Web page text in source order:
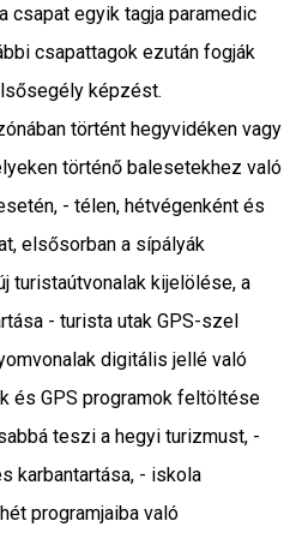
csapat egyik tagja paramedic
csapattagok ezután fogják
képzést.
történt hegyvidéken vagy
történő balesetekhez való
- télen, hétvégenként és
elsősorban a sípályák
turistaútvonalak kijelölése, a
- turista utak GPS-szel
digitális jellé való
és GPS programok feltöltése
teszi a hegyi turizmust, -
karbantartása, - iskola
programjaiba való